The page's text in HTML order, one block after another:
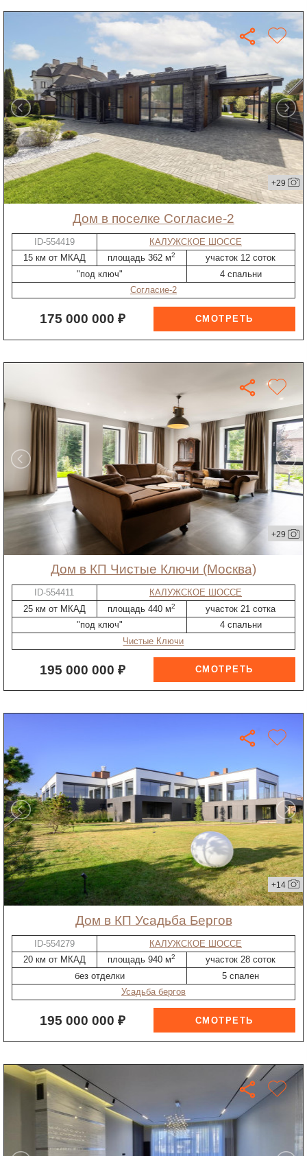
+29
дом в поселке Согласие-2
ID-554419
КАЛУЖСКОЕ ШОССЕ
15 км от МКАД
площадь 362 м2
участок 12 соток
"под ключ"
4 спальни
Согласие-2
175 000 000 ₽
+29
дом в КП Чистые Ключи (Москва)
ID-554411
КАЛУЖСКОЕ ШОССЕ
25 км от МКАД
площадь 440 м2
участок 21 сотка
"под ключ"
4 спальни
Чистые Ключи
195 000 000 ₽
+14
дом в КП Усадьба Бергов
ID-554279
КАЛУЖСКОЕ ШОССЕ
20 км от МКАД
площадь 940 м2
участок 28 соток
без отделки
5 спален
Усадьба бергов
195 000 000 ₽